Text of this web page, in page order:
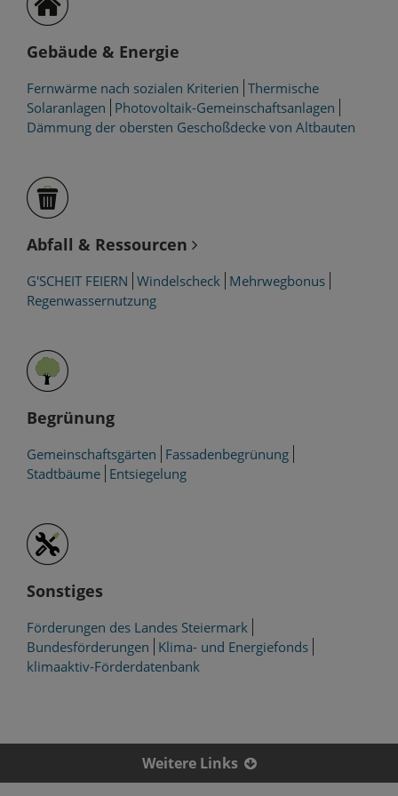
Gebäude & Energie
Fernwärme nach sozialen Kriterien Thermische
Solaranlagen Photovoltaik-Gemeinschaftsanlagen
Dämmung der obersten Geschoßdecke von Altbauten
Abfall & Ressourcen
G'SCHEIT FEIERN Windelscheck Mehrwegbonus
Regenwassernutzung
Begrünung
Gemeinschaftsgärten Fassadenbegrünung
Stadtbäume Entsiegelung
Sonstiges
Förderungen des Landes Steiermark
Bundesförderungen Klima- und Energiefonds
klimaaktiv-Förderdatenbank
Weitere Links